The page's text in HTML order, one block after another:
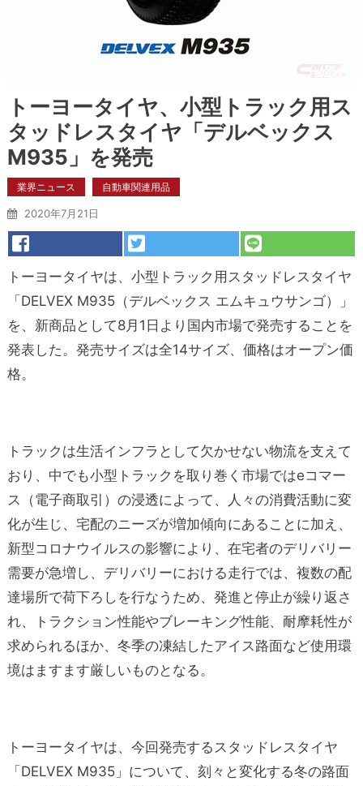
トーヨータイヤ、小型トラック用ス
タッドレスタイヤ「デルベックス
M935」を発売
業界ニュース 自動車関連用品
2020年7月21日
トーヨータイヤは、小型トラック用スタッドレスタイヤ
「DELVEX M935（デルベックス エムキュウサンゴ）」
を、新商品として8月1日より国内市場で発売することを
発表した。発売サイズは全14サイズ、価格はオープン価
格。
トラックは生活インフラとして欠かせない物流を支えて
おり、中でも小型トラックを取り巻く市場ではeコマー
ス（電子商取引）の浸透によって、人々の消費活動に変
化が生じ、宅配のニーズが増加傾向にあることに加え、
新型コロナウイルスの影響により、在宅者のデリバリー
需要が急増し、デリバリーにおける走行では、複数の配
達場所で荷下ろしを行なうため、発進と停止が繰り返さ
れ、トラクション性能やブレーキング性能、耐摩耗性が
求められるほか、冬季の凍結したアイス路面など使用環
境はますます厳しいものとなる。
トーヨータイヤは、今回発売するスタッドレスタイヤ
「DELVEX M935」について、刻々と変化する冬の路面